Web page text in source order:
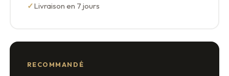
Livraison en 7 jours
RECOMMANDÉ